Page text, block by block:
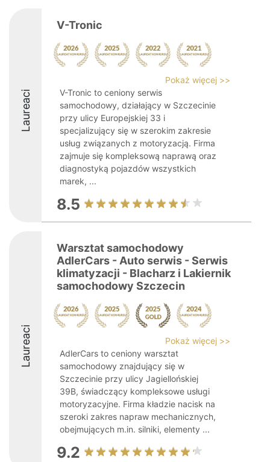
Laureaci
V-Tronic
Pokaż więcej >>
V-Tronic to ceniony serwis
samochodowy, działający w Szczecinie
przy ulicy Europejskiej 33 i
specjalizujący się w szerokim zakresie
usług związanych z motoryzacją. Firma
zajmuje się kompleksową naprawą oraz
diagnostyką pojazdów wszystkich
marek, ...
8.5
Laureaci
Warsztat samochodowy
AdlerCars - Auto serwis - Serwis
klimatyzacji - Blacharz i Lakiernik
samochodowy Szczecin
Pokaż więcej >>
AdlerCars to ceniony warsztat
samochodowy znajdujący się w
Szczecinie przy ulicy Jagiellońskiej
39B, świadczący kompleksowe usługi
motoryzacyjne. Firma kładzie nacisk na
szeroki zakres napraw mechanicznych,
obejmujących m.in. silniki, elementy ...
9.2